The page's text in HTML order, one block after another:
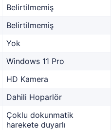
Belirtilmemiş
Belirtilmemiş
Yok
Windows 11 Pro
HD Kamera
Dahili Hoparlör
Çoklu dokunmatik
harekete duyarlı